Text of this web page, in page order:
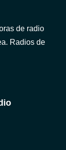
de radio
Radios de